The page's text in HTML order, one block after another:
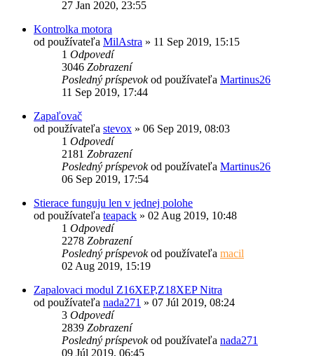
27 Jan 2020, 23:55
Kontrolka motora
od používateľa MilAstra » 11 Sep 2019, 15:15
1 Odpovedí
3046 Zobrazení
Posledný príspevokod používateľa Martinus26
11 Sep 2019, 17:44
Zapaľovač
od používateľa stevox » 06 Sep 2019, 08:03
1 Odpovedí
2181 Zobrazení
Posledný príspevokod používateľa Martinus26
06 Sep 2019, 17:54
Stierace funguju len v jednej polohe
od používateľa teapack » 02 Aug 2019, 10:48
1 Odpovedí
2278 Zobrazení
Posledný príspevokod používateľa macil
02 Aug 2019, 15:19
Zapalovaci modul Z16XEP,Z18XEP Nitra
od používateľa nada271 » 07 Júl 2019, 08:24
3 Odpovedí
2839 Zobrazení
Posledný príspevokod používateľa nada271
09 Júl 2019, 06:45